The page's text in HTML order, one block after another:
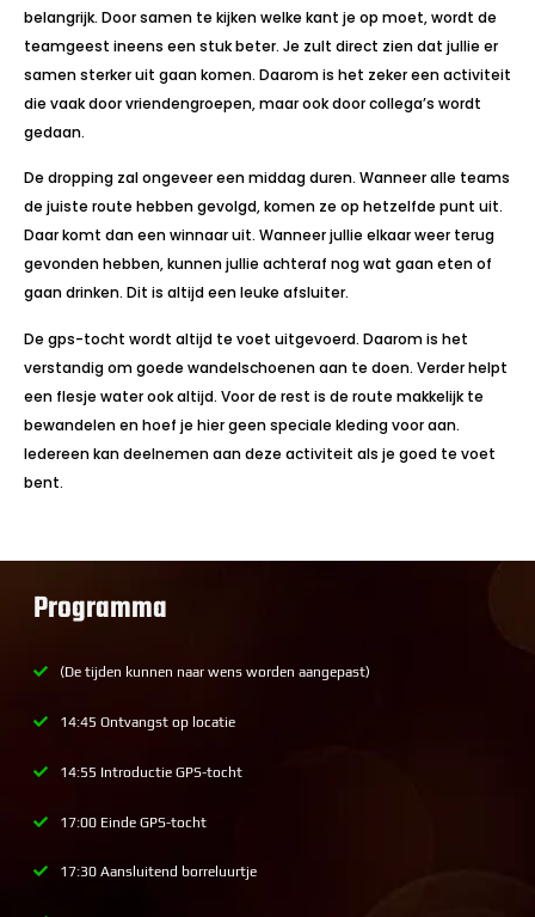
belangrijk. Door samen te kijken welke kant je op moet, wordt de
teamgeest ineens een stuk beter. Je zult direct zien dat jullie er
samen sterker uit gaan komen. Daarom is het zeker een activiteit
die vaak door vriendengroepen, maar ook door collega’s wordt
gedaan.
De dropping zal ongeveer een middag duren. Wanneer alle teams
de juiste route hebben gevolgd, komen ze op hetzelfde punt uit.
Daar komt dan een winnaar uit. Wanneer jullie elkaar weer terug
gevonden hebben, kunnen jullie achteraf nog wat gaan eten of
gaan drinken. Dit is altijd een leuke afsluiter.
De gps-tocht wordt altijd te voet uitgevoerd. Daarom is het
verstandig om goede wandelschoenen aan te doen. Verder helpt
een flesje water ook altijd. Voor de rest is de route makkelijk te
bewandelen en hoef je hier geen speciale kleding voor aan.
Iedereen kan deelnemen aan deze activiteit als je goed te voet
bent.
Programma
(De tijden kunnen naar wens worden aangepast)
14:45 Ontvangst op locatie
14:55 Introductie GPS-tocht
17:00 Einde GPS-tocht
17:30 Aansluitend borreluurtje